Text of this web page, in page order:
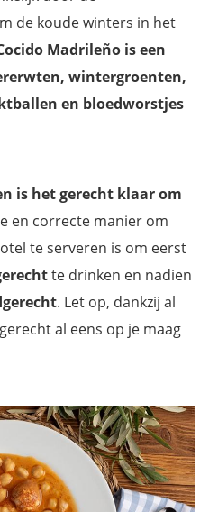
de koude winters in het
Madrileño is een
wintergroenten,
en bloedworstjes
is het gerecht klaar om
en correcte manier om
te serveren is om eerst
te drinken en nadien
. Let op, dankzij al
al eens op je maag